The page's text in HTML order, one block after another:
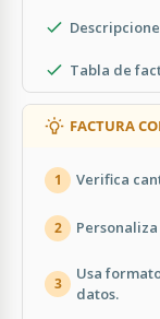
Tabla de
FACTURA
1 Verifica
2
3
Usa
datos.